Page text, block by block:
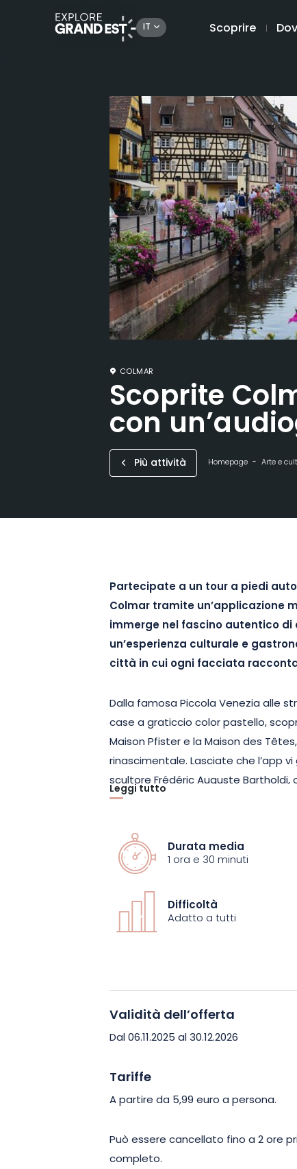
IT Scoprire
COLMAR
Scoprite
con
Più attività Homepage Arte e
Partecipate a un tour a piedi
Colmar tramite un’applicazione
immerge nel fascino autentico di
un’esperienza culturale e
città in cui ogni facciata
Dalla famosa Piccola Venezia alle
case a graticcio color pastello,
Maison Pfister e la Maison des
rinascimentale. Lasciate che l’app
scultore Frédéric Auguste Bartholdi,
Fontana Schwendi e la Fontana
Il tour vi porta anche alla scoperta
Maison Alsacienne de Biscuiterie,
per assaggiare i famosi bredeles.
vero e proprio tempio dei sapori locali.
Bartholdi. Un tour completo,
modo diverso.
Colmar, a modo vostro.
Leggi tutto
Durata media
1 ora e 30 minuti
Difficoltà
Adatto a tutti
Validità dell’offerta
Dal 06.11.2025 al 30.12.2026
Tariffe
A partire da 5,99 euro a persona.
Può essere cancellato fino a 2 ore
completo.